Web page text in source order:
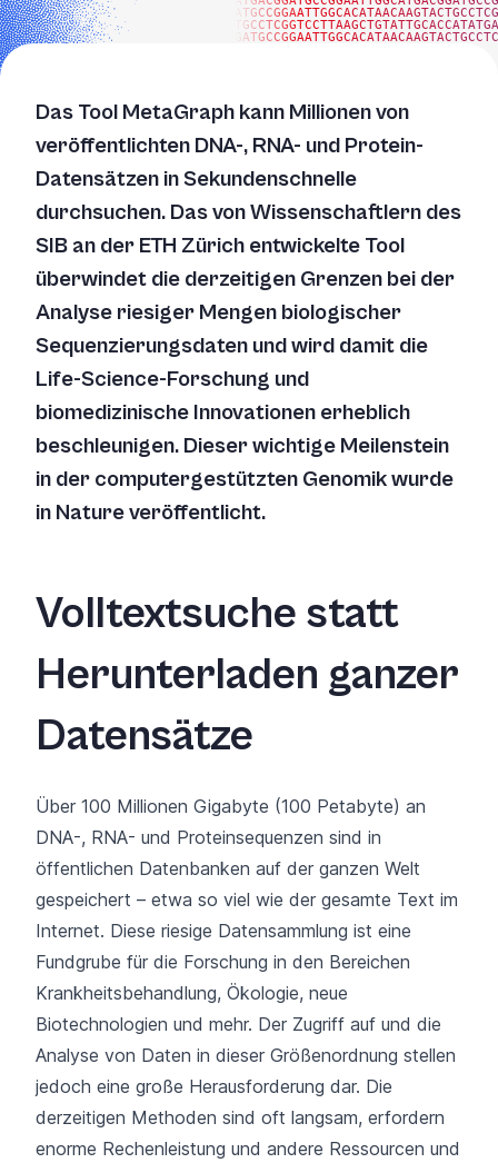
Das Tool MetaGraph kann Millionen von
veröffentlichten DNA-, RNA- und Protein-
Datensätzen in Sekundenschnelle
durchsuchen. Das von Wissenschaftlern des
SIB an der ETH Zürich entwickelte Tool
überwindet die derzeitigen Grenzen bei der
Analyse riesiger Mengen biologischer
Sequenzierungsdaten und wird damit die
Life-Science-Forschung und
biomedizinische Innovationen erheblich
beschleunigen. Dieser wichtige Meilenstein
in der computergestützten Genomik wurde
in Natureveröffentlicht.
Volltextsuche statt
Herunterladen ganzer
Datensätze
Über 100 Millionen Gigabyte (100 Petabyte) an
DNA-, RNA- und Proteinsequenzen sind in
öffentlichen Datenbanken auf der ganzen Welt
gespeichert – etwa so viel wie der gesamte Text im
Internet. Diese riesige Datensammlung ist eine
Fundgrube für die Forschung in den Bereichen
Krankheitsbehandlung, Ökologie, neue
Biotechnologien und mehr. Der Zugriff auf und die
Analyse von Daten in dieser Größenordnung stellen
jedoch eine große Herausforderung dar. Die
derzeitigen Methoden sind oft langsam, erfordern
enorme Rechenleistung und andere Ressourcen und